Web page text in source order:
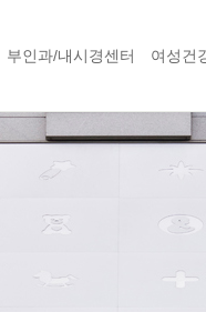
부인과/내시경센터 여성건